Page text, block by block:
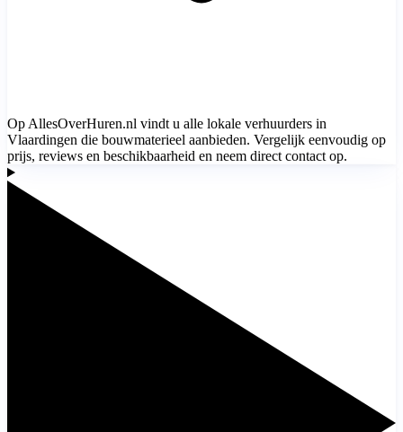
Op AllesOverHuren.nl vindt u alle lokale verhuurders in
Vlaardingen die bouwmaterieel aanbieden. Vergelijk eenvoudig op
prijs, reviews en beschikbaarheid en neem direct contact op.